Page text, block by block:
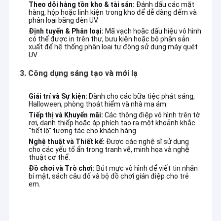
Nhà
Sản phẩm
Theo dõi hàng tồn kho & tài sản: Đánh dấu các mặt
hàng, hộp hoặc linh kiện trong kho để dễ dàng đếm và
phân loại bằng đèn UV.
Định tuyến & Phân loại: Mã vạch hoặc dấu hiệu vô hình
có thể được in trên thư, bưu kiện hoặc bộ phận sản
xuất để hệ thống phân loại tự động sử dụng máy quét
UV.
3. Công dụng sáng tạo và mới lạ
Giải trí và Sự kiện: Dành cho các bữa tiệc phát sáng,
Halloween, phòng thoát hiểm và nhà ma ám.
Tiếp thị và Khuyến mãi: Các thông điệp vô hình trên tờ
rơi, danh thiếp hoặc áp phích tạo ra một khoảnh khắc
"tiết lộ" tương tác cho khách hàng.
Nghệ thuật và Thiết kế: Được các nghệ sĩ sử dụng
cho các yếu tố ẩn trong tranh vẽ, minh họa và nghệ
thuật cơ thể.
Đồ chơi và Trò chơi: Bút mực vô hình để viết tin nhắn
bí mật, sách câu đố và bộ đồ chơi gián điệp cho trẻ
em.